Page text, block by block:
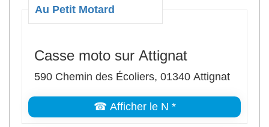
Au Petit Motard
Casse moto sur Attignat
590 Chemin des Écoliers, 01340 Attignat
☎ Afficher le N *